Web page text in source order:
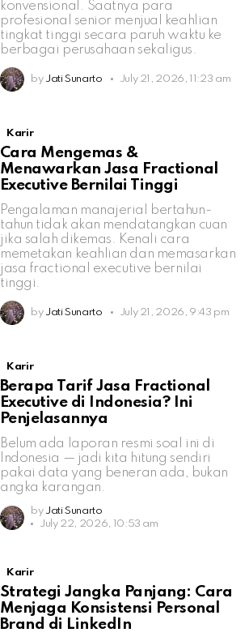
konvensional. Saatnya para
profesional senior menjual keahlian
tingkat tinggi secara paruh waktu ke
berbagai perusahaan sekaligus.
by Jati Sunarto July 21, 2026, 11:23 am
Karir
Cara Mengemas &
Menawarkan Jasa Fractional
Executive Bernilai Tinggi
Pengalaman manajerial bertahun-
tahun tidak akan mendatangkan cuan
jika salah dikemas. Kenali cara
memetakan keahlian dan memasarkan
jasa fractional executive bernilai
tinggi.
by Jati Sunarto July 21, 2026, 9:43 pm
Karir
Berapa Tarif Jasa Fractional
Executive di Indonesia? Ini
Penjelasannya
Belum ada laporan resmi soal ini di
Indonesia — jadi kita hitung sendiri
pakai data yang beneran ada, bukan
angka karangan.
by Jati Sunarto
July 22, 2026, 10:53 am
Karir
Strategi Jangka Panjang: Cara
Menjaga Konsistensi Personal
Brand di LinkedIn